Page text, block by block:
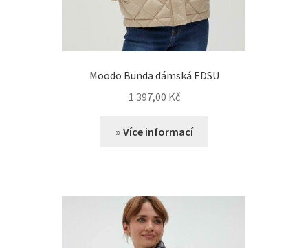
Moodo Bunda dámská EDSU
1 397,00 Kč
» Více informací